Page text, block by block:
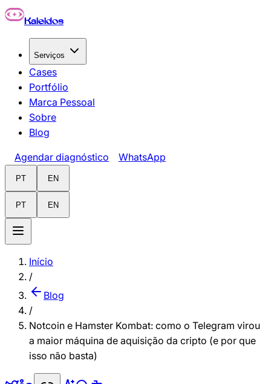
Pular para o conteúdo principal
Kaleidos
Serviços
Cases
Portfólio
Marca Pessoal
Sobre
Blog
Agendar diagnóstico WhatsApp
PT EN
PT EN
Início
/
Blog
/
Notcoin e Hamster Kombat: como o Telegram virou
a maior máquina de aquisição da cripto (e por que
isso não basta)